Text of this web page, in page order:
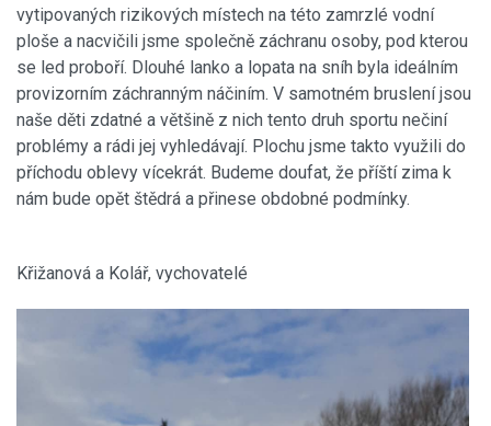
vytipovaných rizikových místech na této zamrzlé vodní
ploše a nacvičili jsme společně záchranu osoby, pod kterou
se led proboří. Dlouhé lanko a lopata na sníh byla ideálním
provizorním záchranným náčiním. V samotném bruslení jsou
naše děti zdatné a většině z nich tento druh sportu nečiní
problémy a rádi jej vyhledávají. Plochu jsme takto využili do
příchodu oblevy vícekrát. Budeme doufat, že příští zima k
nám bude opět štědrá a přinese obdobné podmínky.
Křižanová a Kolář, vychovatelé